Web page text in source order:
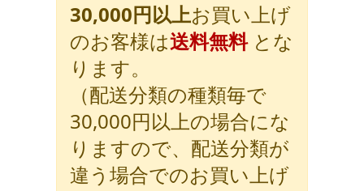
30,000円以上お買い上げ
のお客様は送料無料とな
ります。
（配送分類の種類毎で
30,000円以上の場合にな
りますので、配送分類が
違う場合でのお買い上げ